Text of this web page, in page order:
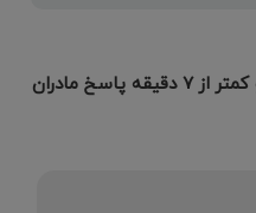
همین الان سوال خود را بپرسید و کمتر از ۷ دقیقه پاسخ مادران